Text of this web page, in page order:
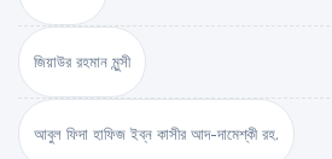
জিয়াউর রহমান মুন্সী
আবুল ফিদা হাফিজ ইব্‌ন কাসীর আদ-দামেশ্‌কী রহ.